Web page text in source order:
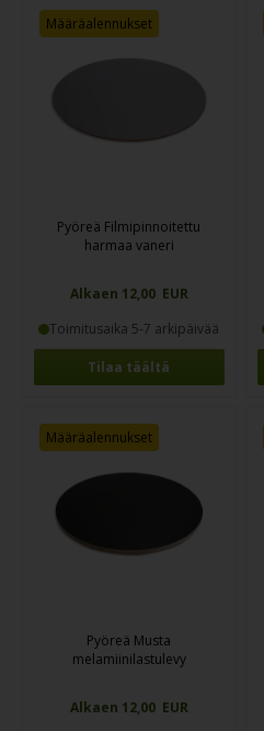
Määräalennukset
Pyöreä Filmipinnoitettu
harmaa vaneri
Alkaen 12,00 EUR
Toimitusaika 5-7 arkipäivää
Tilaa täältä
Määräalennukset
Pyöreä Musta
melamiinilastulevy
Alkaen 12,00 EUR